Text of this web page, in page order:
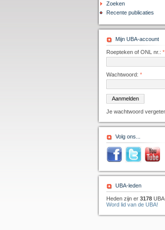
Zoeken
Recente publicaties
Mijn UBA-account
Roepteken of ONL nr.: *
Wachtwoord: *
Je wachtwoord
Volg ons...
UBA-leden
Heden zijn er 3178
Word lid van de UBA!